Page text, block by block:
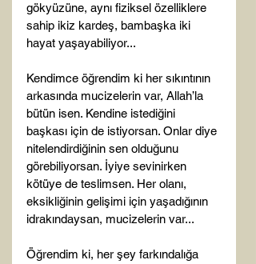
gökyüzüne, aynı fiziksel özelliklere
sahip ikiz kardeş, bambaşka iki
hayat yaşayabiliyor...
Kendimce öğrendim ki her sıkıntının
arkasında mucizelerin var, Allah’la
bütün isen. Kendine istediğini
başkası için de istiyorsan. Onlar diye
nitelendirdiğinin sen olduğunu
görebiliyorsan. İyiye sevinirken
kötüye de teslimsen. Her olanı,
eksikliğinin gelişimi için yaşadığının
idrakındaysan, mucizelerin var...
Öğrendim ki, her şey farkındalığa